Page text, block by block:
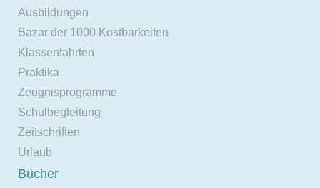
Ausbildungen
Bazar der 1000 Kostbarkeiten
Klassenfahrten
Praktika
Zeugnisprogramme
Schulbegleitung
Zeitschriften
Urlaub
Bücher